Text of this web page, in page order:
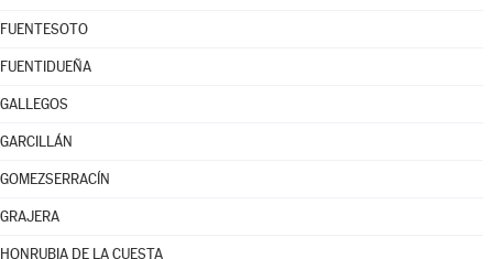
FUENTESOTO
FUENTIDUEÑA
GALLEGOS
GARCILLÁN
GOMEZSERRACÍN
GRAJERA
HONRUBIA DE LA CUESTA